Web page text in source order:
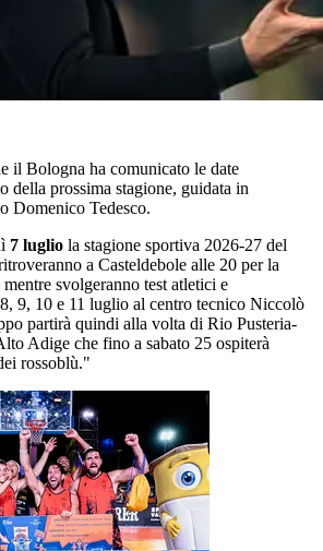
il Bologna ha comunicato le date
della prossima stagione, guidata in
Domenico Tedesco.
7 luglio la stagione sportiva 2026-27 del
a Casteldebole alle 20 per la
svolgeranno test atletici e
9, 10 e 11 luglio al centro tecnico Niccolò
partirà quindi alla volta di Rio Pusteria-
Adige che fino a sabato 25 ospiterà
rossoblù."